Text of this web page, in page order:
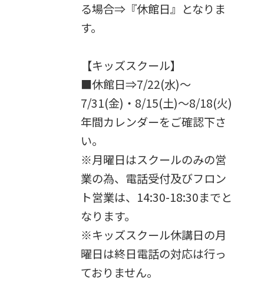
る場合⇒『休館日』となりま
す。
【キッズスクール】
■休館日⇒7/22(水)～
7/31(金)・8/15(土)～8/18(火)
年間カレンダーをご確認下さ
い。
※月曜日はスクールのみの営
業の為、電話受付及びフロン
ト営業は、14:30-18:30までと
なります。
※キッズスクール休講日の月
曜日は終日電話の対応は行っ
ておりません。
For
foreigners
Central
Sports
official
is
automatically
translated
English.
Click
the